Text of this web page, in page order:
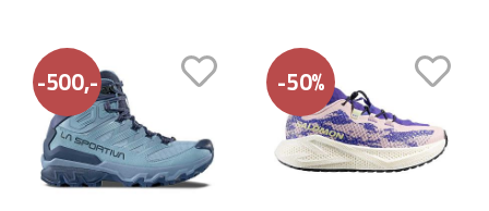
-500,- -50%